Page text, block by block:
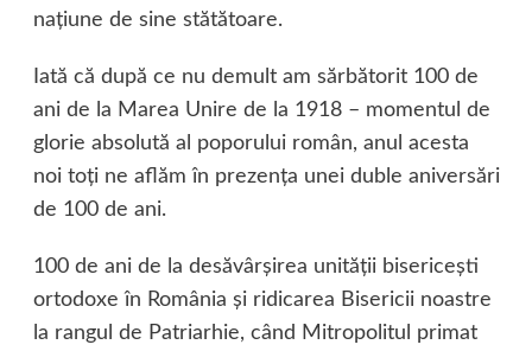
naţiune de sine stătătoare.
Iată că după ce nu demult am sărbătorit 100 de
ani de la Marea Unire de la 1918 – momentul de
glorie absolută al poporului român, anul acesta
noi toţi ne aflăm în prezenţa unei duble aniversări
de 100 de ani.
100 de ani de la desăvârşirea unităţii bisericeşti
ortodoxe în România şi ridicarea Bisericii noastre
la rangul de Patriarhie, când Mitropolitul primat